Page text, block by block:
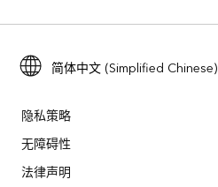
ArcGIS Online
开发者技术
ArcGIS Location Platform
用户研究和测试
Esri 年轻专家关系网
活动
培训
ArcUser
ArcNews
ArcWatch
招贤纳士
合作伙伴
ArcGIS for Student Use
灾难响应
教育
简体中文 (Simplified Chinese)
隐私策略
无障碍性
法律声明